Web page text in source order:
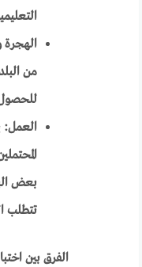
الهجرة
من
العمل:
بعض
تتطلب
الفرق بين